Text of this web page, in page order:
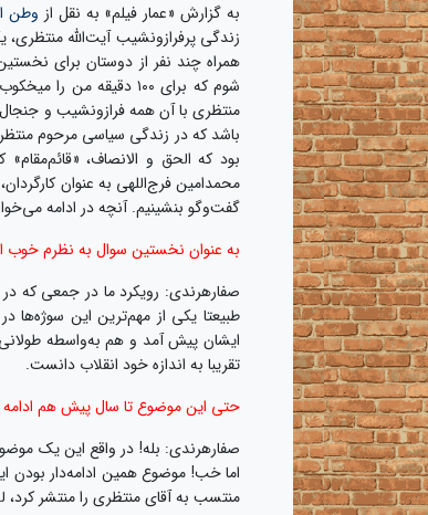
به گزارش «عمار فیلم» به نقل از وطن
زندگی پرفرازونشیب آیت‌الله
همراه چند نفر از دوستان برای
شوم که برای ۱۰۰
منتظری با آن همه فرازونشیب و
باشد که در زندگی سیاسی مرحوم
بود که الحق و الانصاف،
محمدامین فرج‌اللهی به عنوان
گفت‌وگو بنشینیم. آنچه در ادامه
به عنوان نخستین سوال به نظرم خوب
صفارهرندی: رویکرد ما در جمعی که
طبیعتا یکی از مهم‌ترین این
تقریبا به اندازه خود انقلاب دانست.
حتی این موضوع تا سال پیش هم
صفارهرندی: بله! در واقع این یک
اما خب! موضوع همین ادامه‌دار بودن
منتسب به آقای منتظری را منتشر